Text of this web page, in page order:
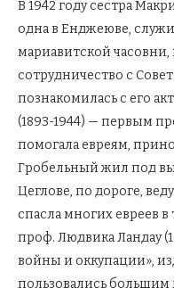
В 1942 году сестра
одна в Енджеюве,
мариавитской часовни,
сотрудничество с
познакомилась с его
(1893-1944) — первым
помогала евреям,
Гробельный жил под
Цеглове, по дороге,
спасла многих евреев
проф. Людвика Ландау
войны и оккупации»,
пользовались большим